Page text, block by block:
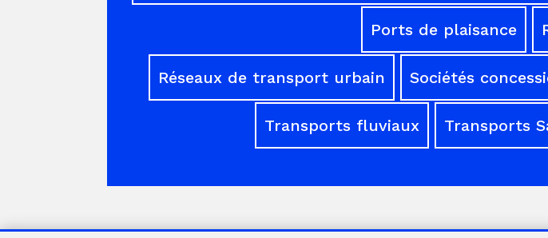
Ports de plaisance
Réseaux de transport urbain Sociétés
Transports fluviaux Transports